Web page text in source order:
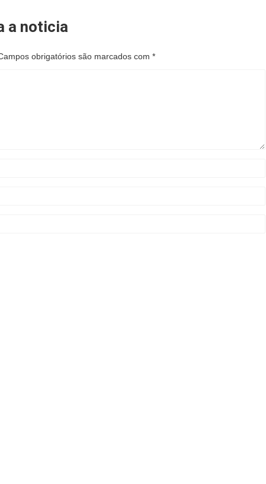
a noticia
obrigatórios são marcados com *